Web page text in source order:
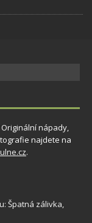
nápady,
najdete na
.
Špatná zálivka,